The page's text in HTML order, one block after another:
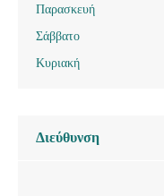
Παρασκευή
Σάββατο
Κυριακή
Διεύθυνση